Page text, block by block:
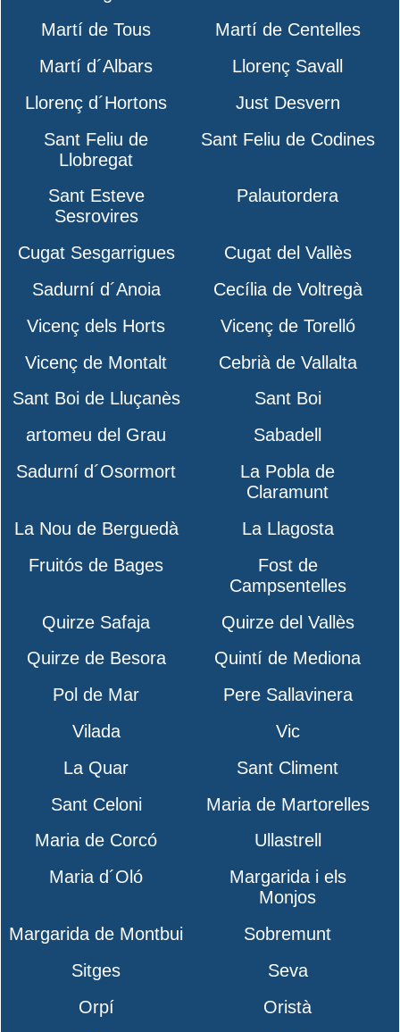
Martí de Tous
Martí de Centelles
Martí d´Albars
Llorenç Savall
Llorenç d´Hortons
Just Desvern
Sant Feliu de
Llobregat
Sant Feliu de Codines
Sant Esteve
Sesrovires
Palautordera
Cugat Sesgarrigues
Cugat del Vallès
Sadurní d´Anoia
Cecília de Voltregà
Vicenç dels Horts
Vicenç de Torelló
Vicenç de Montalt
Cebrià de Vallalta
Sant Boi de Lluçanès
Sant Boi
artomeu del Grau
Sabadell
Sadurní d´Osormort
La Pobla de
Claramunt
La Nou de Berguedà
La Llagosta
Fruitós de Bages
Fost de
Campsentelles
Quirze Safaja
Quirze del Vallès
Quirze de Besora
Quintí de Mediona
Pol de Mar
Pere Sallavinera
Vilada
Vic
La Quar
Sant Climent
Sant Celoni
Maria de Martorelles
Maria de Corcó
Ullastrell
Maria d´Oló
Margarida i els
Monjos
Margarida de Montbui
Sobremunt
Sitges
Seva
Orpí
Oristà